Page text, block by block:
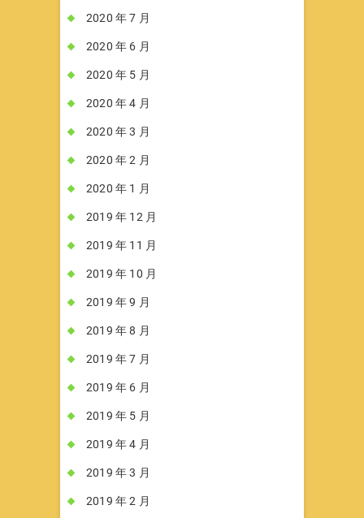
2020 年 7 月
2020 年 6 月
2020 年 5 月
2020 年 4 月
2020 年 3 月
2020 年 2 月
2020 年 1 月
2019 年 12 月
2019 年 11 月
2019 年 10 月
2019 年 9 月
2019 年 8 月
2019 年 7 月
2019 年 6 月
2019 年 5 月
2019 年 4 月
2019 年 3 月
2019 年 2 月